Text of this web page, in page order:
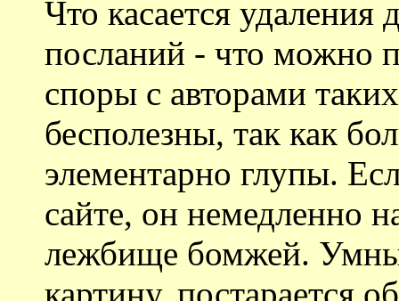
Что касается
посланий - что можно
споры с авторами
бесполезны, так как
элементарно глупы.
сайте, он немедленно
лежбище бомжей.